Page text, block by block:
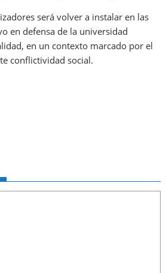
será volver a instalar en las
en defensa de la universidad
en un contexto marcado por el
conflictividad social.